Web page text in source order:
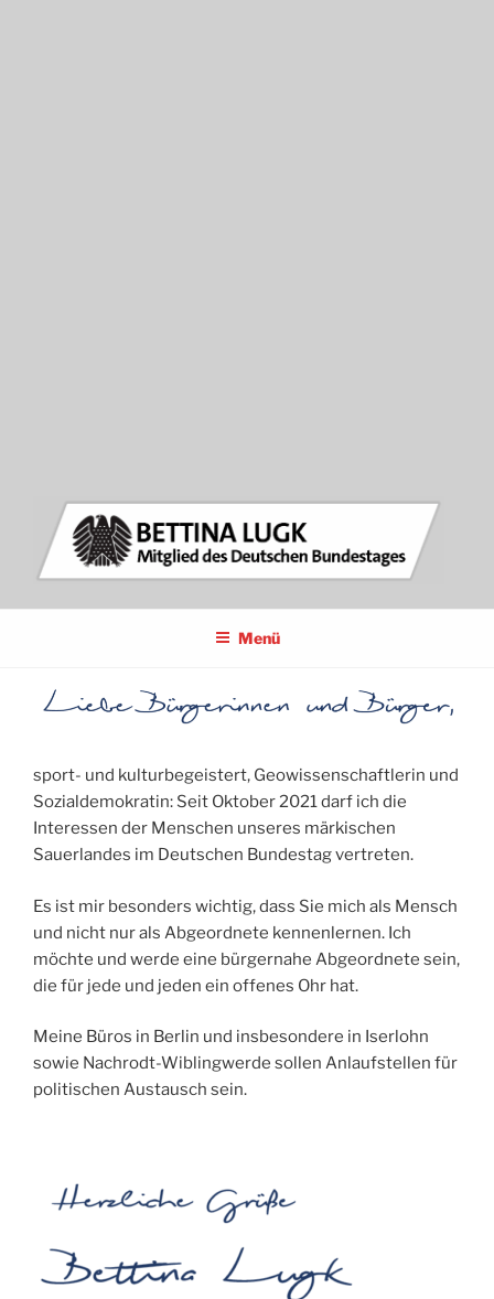
BETTINA LUGK
MITGLIED DES DEUTSCHEN BUNDESTAGES
Menü
sport- und kulturbegeistert, Geowissenschaftlerin und
Sozialdemokratin: Seit Oktober 2021 darf ich die
Interessen der Menschen unseres märkischen
Sauerlandes im Deutschen Bundestag vertreten.
Es ist mir besonders wichtig, dass Sie mich als Mensch
und nicht nur als Abgeordnete kennenlernen. Ich
möchte und werde eine bürgernahe Abgeordnete sein,
die für jede und jeden ein offenes Ohr hat.
Meine Büros in Berlin und insbesondere in Iserlohn
sowie Nachrodt-Wiblingwerde sollen Anlaufstellen für
politischen Austausch sein.